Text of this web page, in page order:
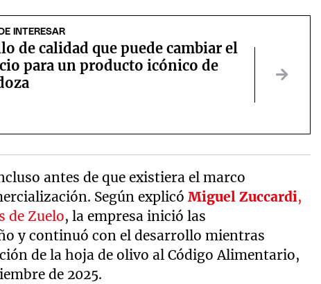
INTERESAR
de calidad que puede cambiar el
para un producto icónico de
antes de que existiera el marco
Según explicóMiguel Zuccardi,
de Zuelo, la empresa inició las
y continuó con el desarrollo mientras
de la hoja de olivo al Código Alimentario,
de 2025.